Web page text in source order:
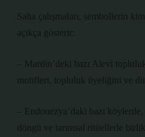
Saha çalışmaları, sembollerin
açıkça gösterir:
– Mardin’deki bazı Alevi
motifleri, topluluk üyeliğini ve
– Endonezya’daki bazı
döngü ve tarımsal ritüellerle